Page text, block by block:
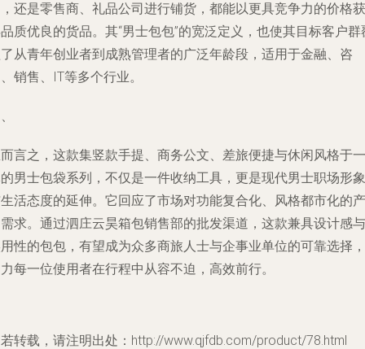
还是零售商、礼品公司进行铺货，都能以更具竞争力的价格获
质优良的货品。其“男士包包”的宽泛定义，也使其目标客户群
从青年创业者到成熟管理者的广泛年龄段，适用于金融、咨
销售、IT等多个行业。
言之，这款集竖款手提、商务公文、差旅便捷与休闲风格于一
男士包袋系列，不仅是一件收纳工具，更是现代男士职场形象
活态度的延伸。它回应了市场对功能复合化、风格都市化的产
求。通过泗庄云昊箱包销售部的批发渠道，这款兼具设计感与
性的包包，有望成为众多商旅人士与企事业单位的可靠选择，
每一位使用者在行程中从容不迫，高效前行。
转载，请注明出处：http://www.qjfdb.com/product/78.html